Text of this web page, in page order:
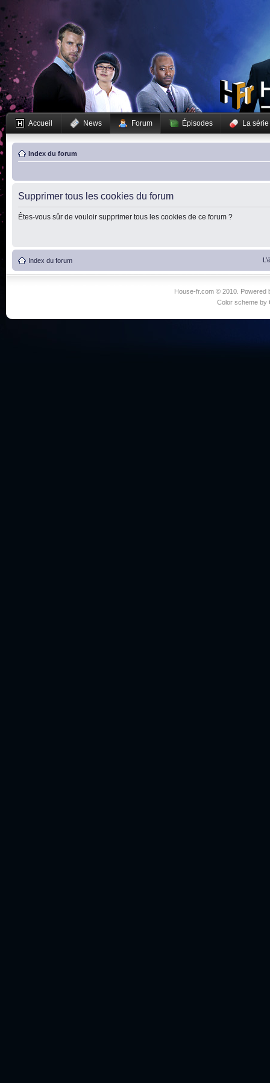
Accueil News Forum Épisodes La série
Index du forum
Supprimer tous les cookies du forum
Êtes-vous sûr de vouloir supprimer tous les cookies de ce forum ?
Index du forum
House-fr.com © 2010. Powered
Color scheme by